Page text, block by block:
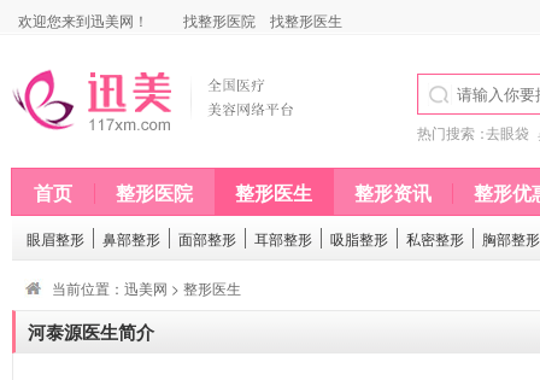
欢迎您来到迅美网！ 找整形医院 找整形医生
热门搜索：去眼袋
首页 整形医院 整形医生 整形资讯 整形优
眼眉整形 鼻部整形 面部整形 耳部整形 吸脂整形 私密整形 胸部整形
当前位置： 迅美网 > 整形医生
河泰源医生简介